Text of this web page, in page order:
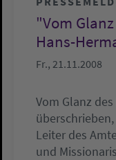
"Vom
Hans-
Fr., 21.11.2008
Vom Glanz
Leiter des
und